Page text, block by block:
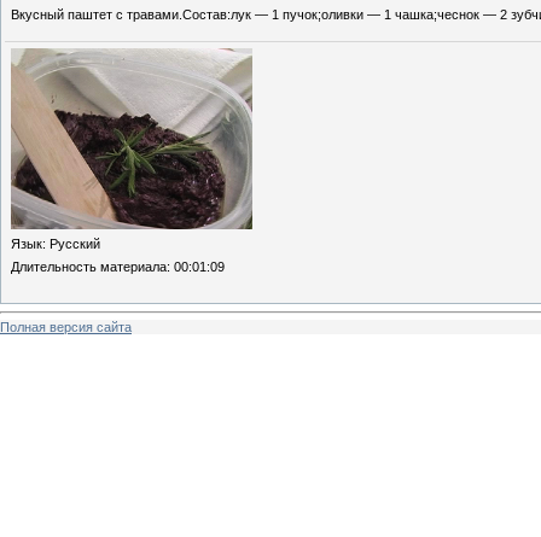
Вкусный паштет с травами.Состав:лук — 1 пучок;оливки — 1 чашка;чеснок — 2
Язык: Русский
Длительность материала: 00:01:09
Полная версия сайта